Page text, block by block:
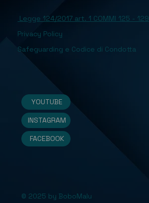
Legge 124/2017 art. 1 COMMI 125 - 129
Privacy Policy
Safeguarding e Codice di Condotta
© 2025 by BoboMalu
INSTAGRAM
FACEBOOK
YOUTUBE